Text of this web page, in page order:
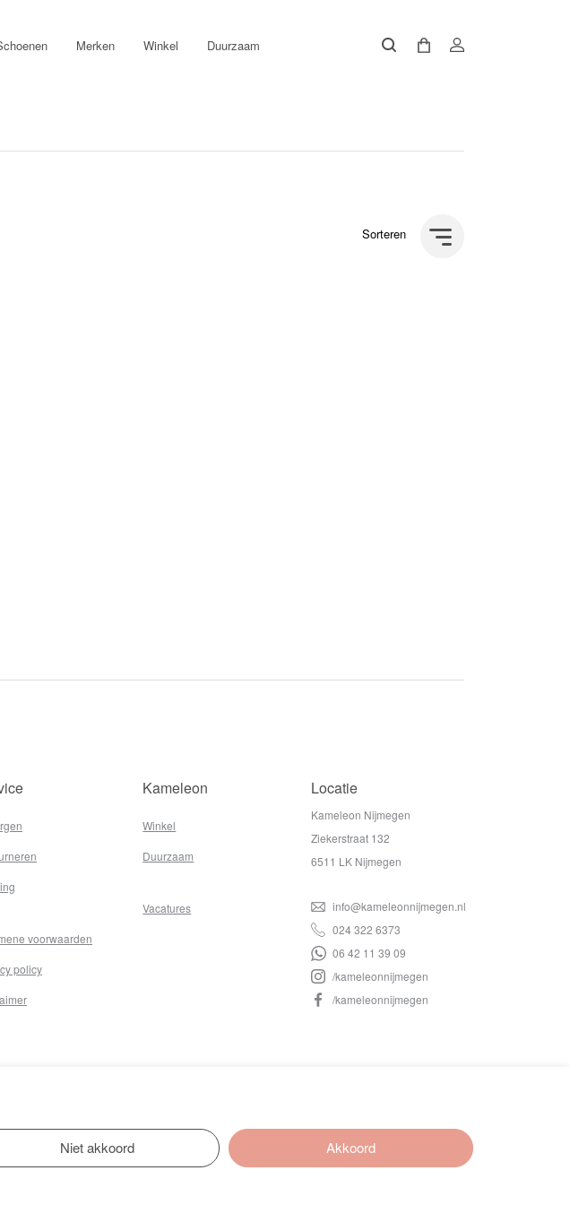
Merken Winkel Duurzaam
Sorteren
voorwaarden
policy
Kameleon
Winkel
Duurzaam
Vacatures
Locatie
Kameleon Nijmegen
Ziekerstraat 132
6511 LK Nijmegen
info@kameleonnijmegen.nl
024 322 6373
06 42 11 39 09
/kameleonnijmegen
/kameleonnijmegen